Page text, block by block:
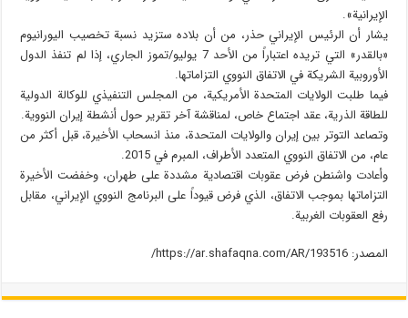
الإيرانية».
يشار أن الرئيس الإيراني حذر، من أن بلاده ستزيد نسبة تخصيب اليورانيوم
«بالقدر» التي تريده اعتباراً من الأحد 7 يوليو/تموز الجاري، إذا لم تنفذ الدول
الأوروبية الشريكة في الاتفاق النووي التزاماتها.
فيما طلبت الولايات المتحدة الأمريكية، من المجلس التنفيذي للوكالة الدولية
للطاقة الذرية، عقد اجتماع خاص، لمناقشة آخر تقرير حول أنشطة إيران النووية.
وتصاعد التوتر بين إيران والولايات المتحدة، منذ انسحاب الأخيرة، قبل أكثر من
عام، من الاتفاق النووي المتعدد الأطراف، المبرم في 2015.
وأعادت واشنطن فرض عقوبات اقتصادية مشددة على طهران، وخفضت الأخيرة
التزاماتها بموجب الاتفاق، الذي فرض قيوداً على البرنامج النووي الإيراني، مقابل
رفع العقوبات الغربية.
المصدر: https://ar.shafaqna.com/AR/193516/